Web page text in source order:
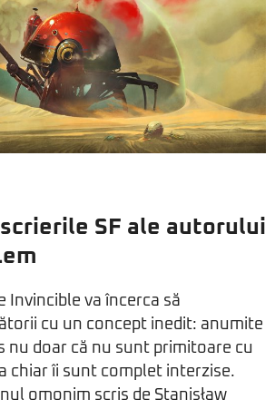
SF ale autorului
Invincible va încerca să
cu un concept inedit: anumite
nu doar că nu sunt primitoare cu
chiar îi sunt complet interzise.
omonim scris de Stanisław